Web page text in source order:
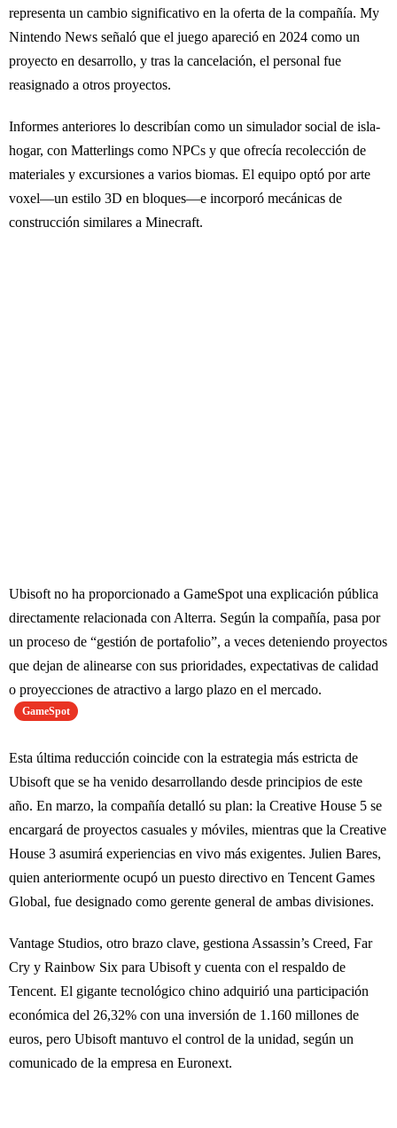
representa un cambio significativo en la oferta de la compañía. My
Nintendo News señaló que el juego apareció en 2024 como un
proyecto en desarrollo, y tras la cancelación, el personal fue
reasignado a otros proyectos.
Informes anteriores lo describían como un simulador social de isla-
hogar, con Matterlings como NPCs y que ofrecía recolección de
materiales y excursiones a varios biomas. El equipo optó por arte
voxel—un estilo 3D en bloques—e incorporó mecánicas de
construcción similares a Minecraft.
Ubisoft no ha proporcionado a GameSpot una explicación pública
directamente relacionada con Alterra. Según la compañía, pasa por
un proceso de “gestión de portafolio”, a veces deteniendo proyectos
que dejan de alinearse con sus prioridades, expectativas de calidad
o proyecciones de atractivo a largo plazo en el mercado.
GameSpot
Esta última reducción coincide con la estrategia más estricta de
Ubisoft que se ha venido desarrollando desde principios de este
año. En marzo, la compañía detalló su plan: la Creative House 5 se
encargará de proyectos casuales y móviles, mientras que la Creative
House 3 asumirá experiencias en vivo más exigentes. Julien Bares,
quien anteriormente ocupó un puesto directivo en Tencent Games
Global, fue designado como gerente general de ambas divisiones.
Vantage Studios, otro brazo clave, gestiona Assassin’s Creed, Far
Cry y Rainbow Six para Ubisoft y cuenta con el respaldo de
Tencent. El gigante tecnológico chino adquirió una participación
económica del 26,32% con una inversión de 1.160 millones de
euros, pero Ubisoft mantuvo el control de la unidad, según un
comunicado de la empresa en Euronext.